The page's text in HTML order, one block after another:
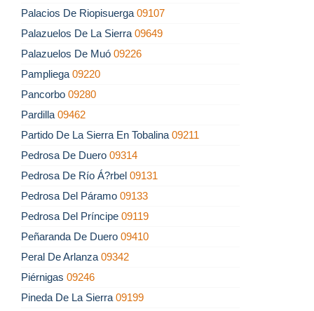
Palacios De Riopisuerga 09107
Palazuelos De La Sierra 09649
Palazuelos De Muó 09226
Pampliega 09220
Pancorbo 09280
Pardilla 09462
Partido De La Sierra En Tobalina 09211
Pedrosa De Duero 09314
Pedrosa De Río Á?rbel 09131
Pedrosa Del Páramo 09133
Pedrosa Del Príncipe 09119
Peñaranda De Duero 09410
Peral De Arlanza 09342
Piérnigas 09246
Pineda De La Sierra 09199